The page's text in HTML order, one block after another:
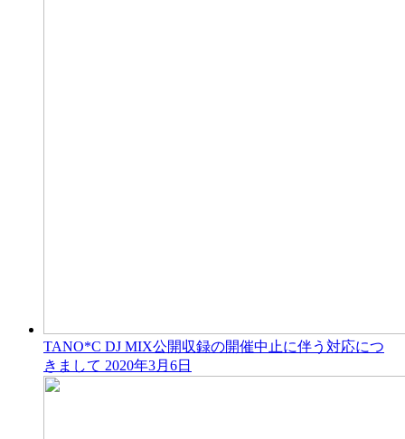
TANO*C DJ MIX公開収録の開催中止に伴う対応につ
きまして 2020年3月6日